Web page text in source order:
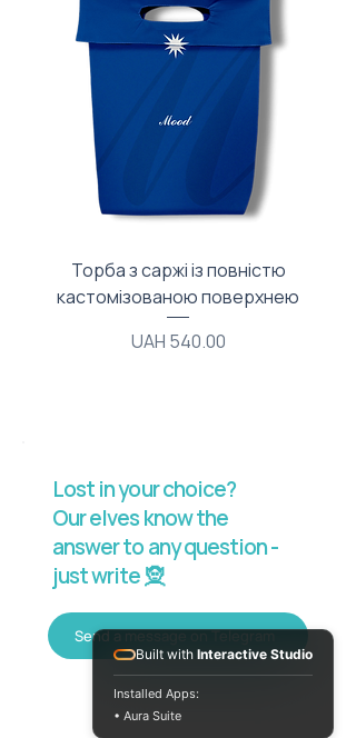
Торба з саржі із повністю
кастомізованою поверхнею
Price
UAH 540.00
Lost in your choice?
Our elves know the
answer to any question -
just write 🧝
Send a message on Telegram
Built with Interactive Studio
Installed Apps:
• Aura Suite